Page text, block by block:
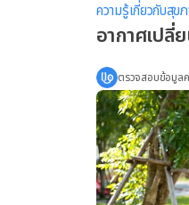
ความรู้เกี่ยวกับสุข
อากาศเปลี่
ตรวจสอบข้อมูล